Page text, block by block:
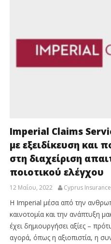
Imperial Claims
με εξειδίκευση και
στη διαχείριση
ποιοτικού ελέγχου
12 Μαΐου, 2022 Cyprus
Η Imperial μέσα από την
καινοτομία και την ανάπτυξη
έχει δημιουργήσει αξίες –
αγορά, όπως η αξιοπιστία, η